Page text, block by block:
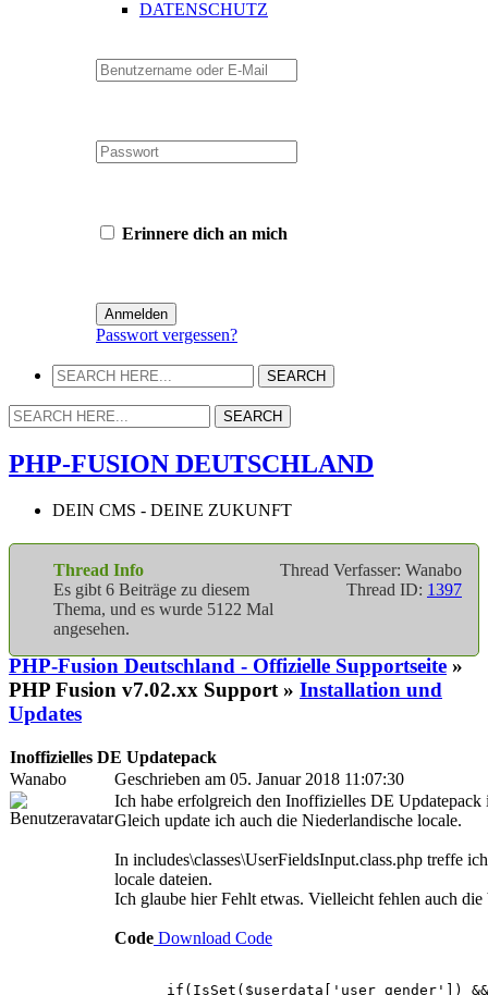
DATENSCHUTZ
Erinnere dich an mich
Passwort vergessen?
PHP-FUSION DEUTSCHLAND
DEIN CMS - DEINE ZUKUNFT
Thread Verfasser: Wanabo
Thread ID: 1397
Thread Info
Es gibt 6 Beiträge zu diesem
Thema, und es wurde 5122 Mal
angesehen.
PHP-Fusion Deutschland - Offizielle Supportseite »
PHP Fusion v7.02.xx Support » Installation und
Updates
Inoffizielles DE Updatepack
Wanabo
Geschrieben am 05. Januar 2018 11:07:30
Ich habe erfolgreich den Inoffizielles DE
Gleich update ich auch die Niederlandische locale.
In includes\classes\UserFieldsInput.class.php treffe
locale dateien.
Ich glaube hier Fehlt etwas. Vielleicht fehlen auch
Code Download Code
if(IsSet($userdata['user_gender']) &&